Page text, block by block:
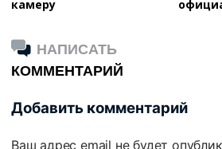
камеру
НАПИСАТЬ
КОММЕНТАРИЙ
Добавить комментарий
Ваш адрес email не будет